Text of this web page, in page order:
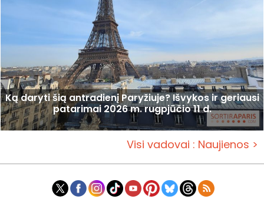
Ką daryti šią antradienį Paryžiuje? Išvykos ir geriausi
patarimai 2026 m. rugpjūčio 11 d.
Visi vadovai : Naujienos >